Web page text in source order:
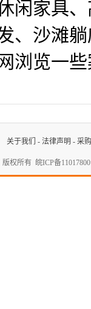
关于我们 - 法律声明 - 采
版权所有 皖ICP备